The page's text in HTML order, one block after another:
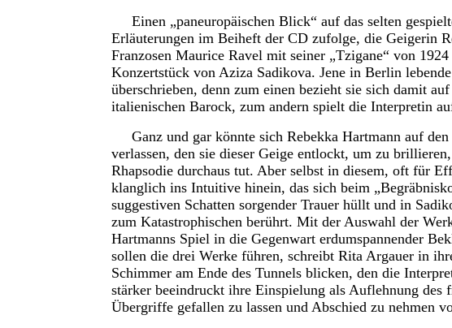
Einen „paneuropäischen Blick“ auf das selten
Erläuterungen im Beiheft der CD zufolge, die Geigerin
Franzosen Maurice Ravel mit seiner „Tzigane“ von
Konzertstück von Aziza Sadikova. Jene in Berlin
überschrieben, denn zum einen bezieht sie sich damit
italienischen Barock, zum andern spielt die Interpretin
Ganz und gar könnte sich Rebekka Hartmann auf
verlassen, den sie dieser Geige entlockt, um zu
Rhapsodie durchaus tut. Aber selbst in diesem, oft für
klanglich ins Intuitive hinein, das sich beim
suggestiven Schatten sorgender Trauer hüllt und in
zum Katastrophischen berührt. Mit der Auswahl der
Hartmanns Spiel in die Gegenwart erdumspannender
sollen die drei Werke führen, schreibt Rita Argauer in
Schimmer am Ende des Tunnels blicken, den die
stärker beeindruckt ihre Einspielung als Auflehnung des
Übergriffe gefallen zu lassen und Abschied zu nehmen